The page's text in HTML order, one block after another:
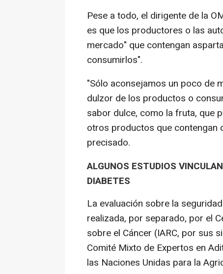
Pese a todo, el dirigente de la
es que los productores o las
mercado" que contengan
consumirlos".
"Sólo aconsejamos un poco de
dulzor de los productos o
sabor dulce, como la fruta, que
otros productos que contengan
precisado.
ALGUNOS ESTUDIOS
DIABETES
La evaluación sobre la
realizada, por separado, por el
sobre el Cáncer (IARC, por sus
Comité Mixto de Expertos en
las Naciones Unidas para la